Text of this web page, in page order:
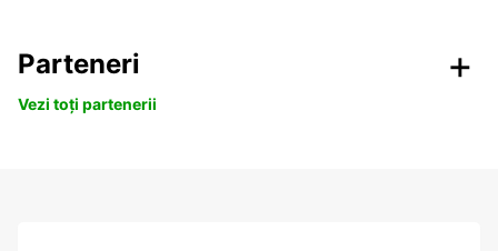
Parteneri
Vezi toți partenerii